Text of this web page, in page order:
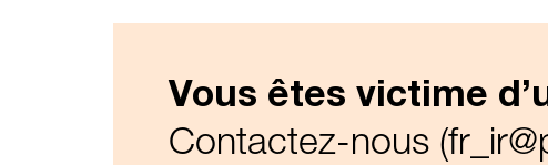
Vous êtes victime
Contactez-nous